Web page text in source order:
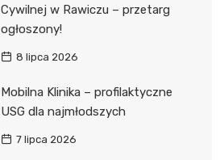
Cywilnej w Rawiczu – przetarg
ogłoszony!
8 lipca 2026
Mobilna Klinika – profilaktyczne
USG dla najmłodszych
7 lipca 2026